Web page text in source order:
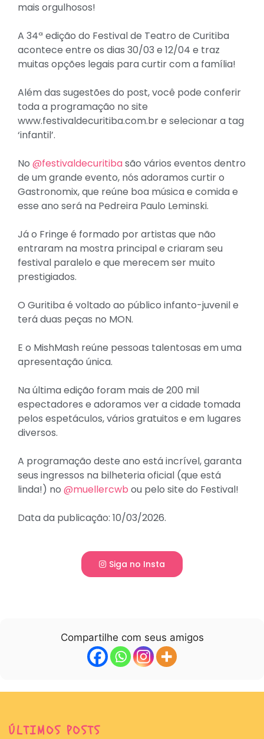
mais orgulhosos!
A 34ª edição do Festival de Teatro de Curitiba
acontece entre os dias 30/03 e 12/04 e traz
muitas opções legais para curtir com a família!
Além das sugestões do post, você pode conferir
toda a programação no site
www.festivaldecuritiba.com.br e selecionar a tag
‘infantil’.
No @festivaldecuritibasão vários eventos dentro
de um grande evento, nós adoramos curtir o
Gastronomix, que reúne boa música e comida e
esse ano será na Pedreira Paulo Leminski.
Já o Fringe é formado por artistas que não
entraram na mostra principal e criaram seu
festival paralelo e que merecem ser muito
prestigiados.
O Guritiba é voltado ao público infanto-juvenil e
terá duas peças no MON.
E o MishMash reúne pessoas talentosas em uma
apresentação única.
Na última edição foram mais de 200 mil
espectadores e adoramos ver a cidade tomada
pelos espetáculos, vários gratuitos e em lugares
diversos.
A programação deste ano está incrível, garanta
seus ingressos na bilheteria oficial (que está
linda!) no @muellercwb ou pelo site do Festival!
Data da publicação: 10/03/2026.
Siga no Insta
Compartilhe com seus amigos
ÚLTIMOS POSTS